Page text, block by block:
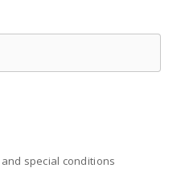
special conditions